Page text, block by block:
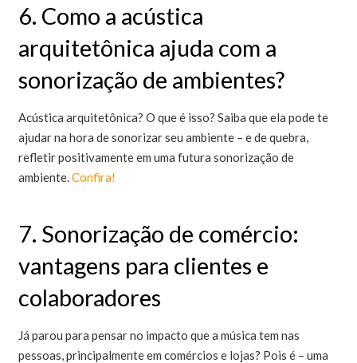
6. Como a acústica
arquitetônica ajuda com a
sonorização de ambientes?
Acústica arquitetônica? O que é isso? Saiba que ela pode te
ajudar na hora de sonorizar seu ambiente – e de quebra,
refletir positivamente em uma futura sonorização de
ambiente.Confira!
7. Sonorização de comércio:
vantagens para clientes e
colaboradores
Já parou para pensar no impacto que a música tem nas
pessoas, principalmente em comércios e lojas? Pois é – uma